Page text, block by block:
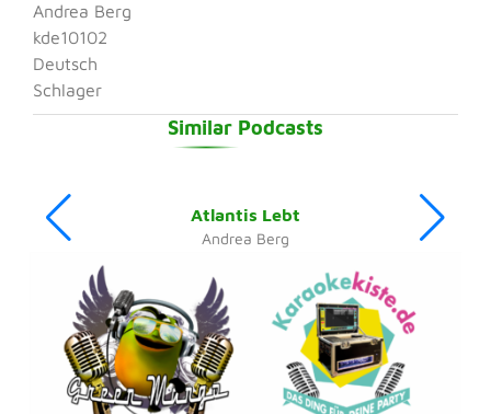
Andrea Berg
kde10102
Deutsch
Schlager
Similar Podcasts
Atlantis Lebt
Andrea Berg